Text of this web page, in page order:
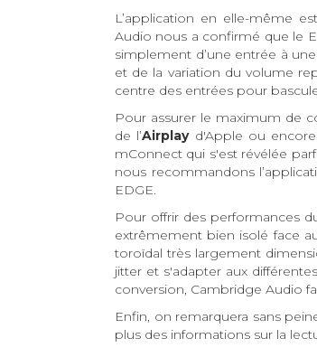
L’application en elle-même
Audio nous a confirmé que le
simplement d’une entrée à
et de la variation du volume
centre des entrées pour
Pour assurer le maximum de
de l’Airplayd'Apple ou
mConnect qui s'est révélée
nous recommandons
EDGE.
Pour offrir des performances
extrêmement bien isolé face
toroïdal très largement
jitter et s'adapter aux
conversion, Cambridge Audio
Enfin, on remarquera sans
plus des informations sur la